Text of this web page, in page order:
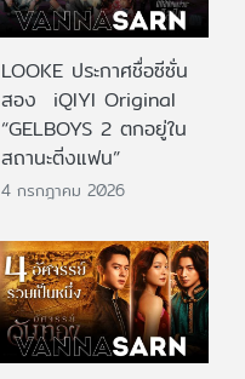
LOOKE ประกาศชื่อซีซั่น
สอง iQIYI Original
“GELBOYS 2 ตกอยู่ใน
สถานะติ่งแฟน”
4 กรกฎาคม 2026